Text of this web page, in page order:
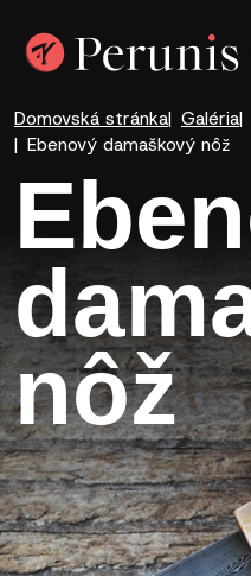
Domovská stránka Galéria
Ebenový damaškový nôž
nôž